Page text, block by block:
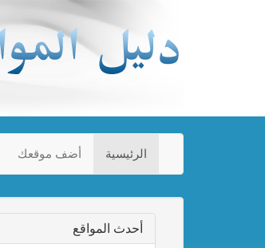
الرئيسية أضف موقعك
أحدث المواقع